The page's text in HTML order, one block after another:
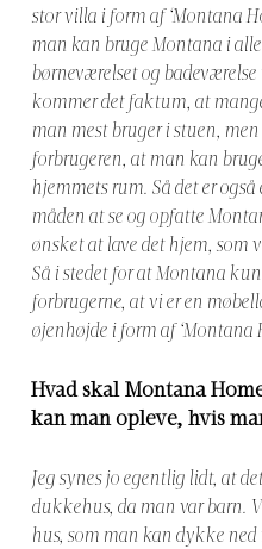
stor villa i form af ‘Montana
man kan bruge Montana i
børneværelset og
kommer det faktum, at m
man mest bruger i stuen, men
forbrugeren, at man kan
hjemmets rum. Så det er
måden at se og opfatte
ønsket at lave det hjem, som
Så i stedet for at Montana
forbrugerne, at vi er en
øjenhøjde i form af ‘Montana
Hvad skal Montana
kan man opleve, hvis
Jeg synes jo egentlig lidt, at
dukkehus, da man var barn.
hus, som man kan dykke ned